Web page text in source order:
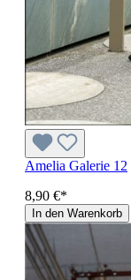
Amelia Galerie 12
8,90 €*
In den Warenkorb